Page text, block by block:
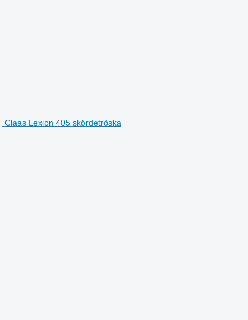
Claas Lexion 405 skördetröska